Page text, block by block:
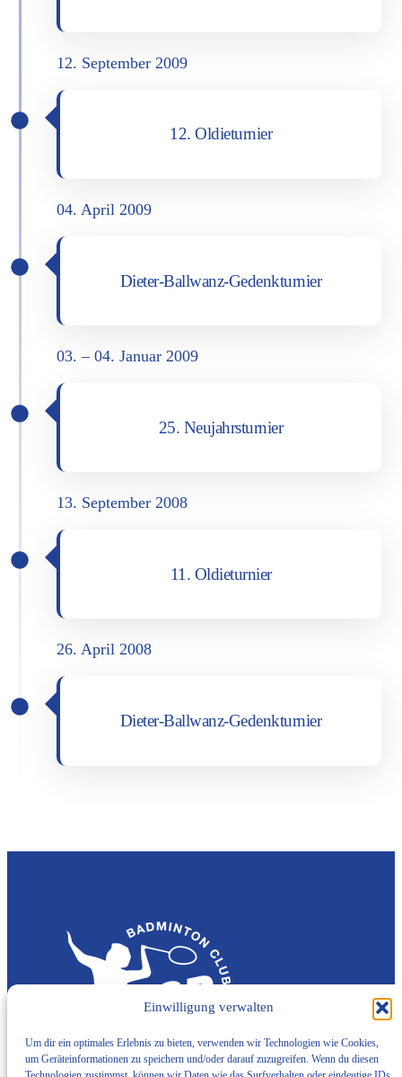
Einwilligung verwalten
Um dir ein optimales Erlebnis zu bieten, verwenden wir Technologien wie Cookies,
um Geräteinformationen zu speichern und/oder darauf zuzugreifen. Wenn du diesen
12. Sep­tem­ber 2009
12. Oldie­tur­nier
04. April 2009
Die­ter-Ball­wanz-Gedenk­tur­nier
03. – 04. Janu­ar 2009
25. Neu­jahrs­tur­nier
13. Sep­tem­ber 2008
11. Oldie­tur­nier
26. April 2008
Die­ter-Ball­wanz-Gedenk­tur­nier
Facebook Instagram